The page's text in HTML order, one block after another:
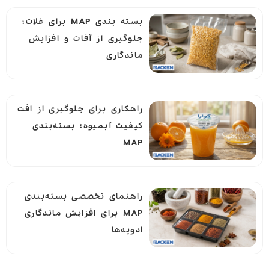
بسته بندی MAP برای غلات؛
جلوگیری از آفات و افزایش
ماندگاری
راهکاری برای جلوگیری از افت
کیفیت آبمیوه؛ بسته‌بندی
MAP
راهنمای تخصصی بسته‌بندی
MAP برای افزایش ماندگاری
ادویه‌ها